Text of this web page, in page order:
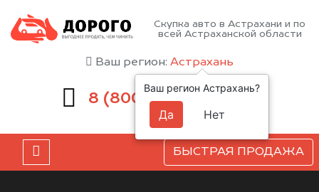
Скупка авто в Астрахани и по
всей Астраханской области
Ваш регион: Астрахань
8 (800)551-81-15
БЫСТРАЯ ПРОДАЖА
Ваш регион Астрахань?
Да Нет